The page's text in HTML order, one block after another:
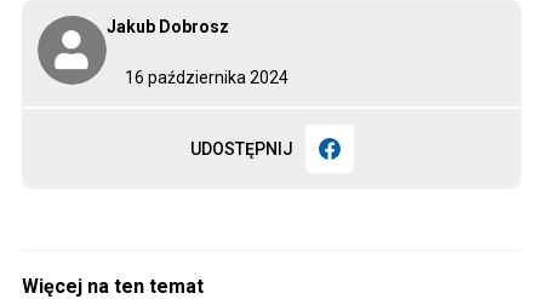
16 października 2024
Jakub Dobrosz
UDOSTĘPNIJ